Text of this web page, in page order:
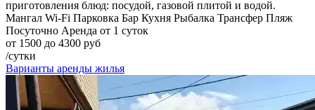
приготовления блюд: посудой, газовой плитой и водой.
Мангал Wi-Fi Парковка Бар Кухня Рыбалка Трансфер Пляж
Посуточно Аренда от 1 суток
от 1500 до 4300 руб
/сутки
Варианты аренды жилья